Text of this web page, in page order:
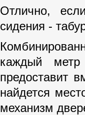
Отлично,
сидения -
каждый
предоставит
найдется
механизм